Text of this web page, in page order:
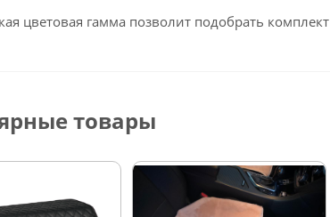
цветовая гамма позволит подобрать
товары